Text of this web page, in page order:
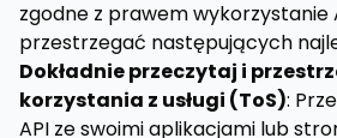
zgodne z prawem wykorzystanie
przestrzegać następujących
Dokładnie przeczytaj i
korzystania z usługi (ToS):
API ze swoimi aplikacjami lub